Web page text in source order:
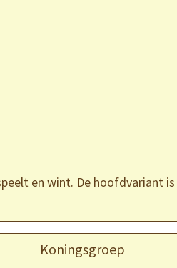
en wint. De hoofdvariant
Koningsgroep